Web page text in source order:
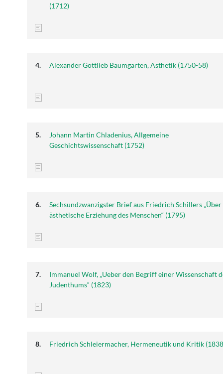
(1712)
Alexander Gottlieb Baumgarten, Ästhetik (1750-58)
Johann Martin Chladenius, Allgemeine
Geschichtswissenschaft (1752)
Sechsundzwanzigster Brief aus Friedrich Schillers „Über
ästhetische Erziehung des Menschen“ (1795)
Immanuel Wolf, „Ueber den Begriff einer Wissenschaft
Judenthums“ (1823)
Friedrich Schleiermacher, Hermeneutik und Kritik